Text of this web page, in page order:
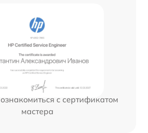
с сертификатом
мастера